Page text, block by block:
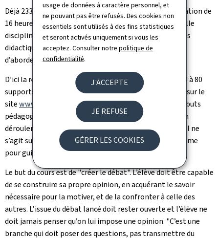
usage de données à caractère personnel, et
ne pouvant pas être refusés. Des cookies non
essentiels sont utilisés à des fins statistiques
et seront activés uniquement si vous les
acceptez. Consulter notrepolitique de
confidentialité.
J'ACCEPTE
JE REFUSE
GÉRER LES COOKIES
Déjà 233 enseignants ont entamé le 7 juillet une formation de
16 heures, le temps de se familiariser avec cette nouvelle
discipline, de découvrir les ressources – livres, mallettes
didactiques, films... - mises à disposition par l’IFEN et
d’aborder un module thématique.
D’ici la rentrée 2016, les enseignants disposeront de 70 à 80
supports didactiques (Lehrerhandreichungen), publiés sur le
sitewww.vieso.lu
. Ces "fiches" reprennent le sujet, les buts
pédagogiques, les compétences visées et proposent un
déroulement du cours et des sources pour l’alimenter. Il ne
s’agit surtout pas d’un cours clé en main mais d’une trame
pour guider la réflexion.
Le but du cours est de "créer le débat". L’élève doit être capable
de se construire sa propre opinion, en acquérant le savoir
nécessaire pour la motiver, et de la confronter à celle des
autres. L’issue du débat lancé doit rester ouverte et l’élève ne
doit jamais penser qu’on lui impose une opinion. "C’est une
branche qui doit poser des questions, pas transmettre du